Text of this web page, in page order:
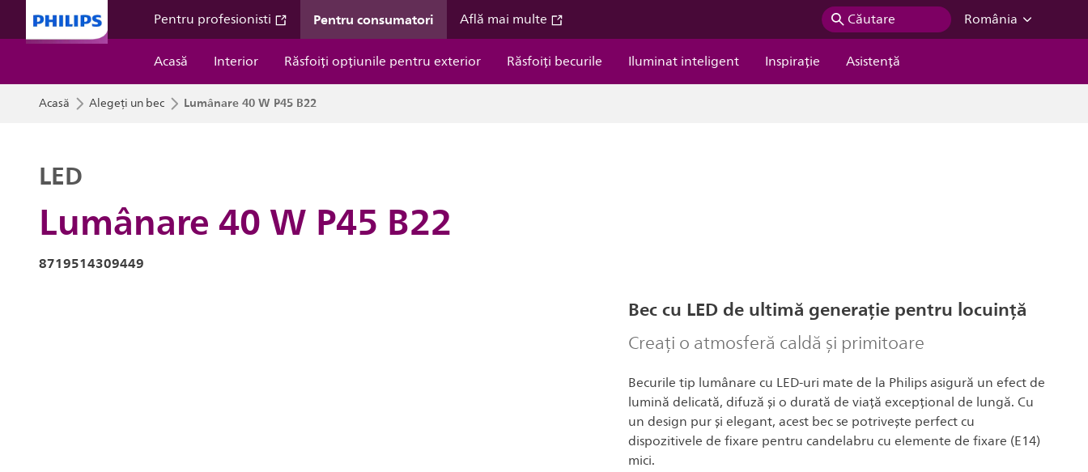
Pentru profesionisti Pentru consumatori Află mai multe Căutare
România
Acasă
Interior Răsfoiți opțiunile pentru exterior Răsfoiți becurile Iluminat inteligent Inspiraţie Asistență
Acasă Alegeți un bec Lumânare 40 W P45 B22
Lumânare 40 W P45 B22
LED
8719514309449
Bec cu LED de ultimă generație pentru locuință
Creați o atmosferă caldă și primitoare
Becurile tip lumânare cu LED-uri mate de la Philips asigură un efect de
lumină delicată, difuză și o durată de viață excepțional de lungă. Cu
un design pur și elegant, acest bec se potrivește perfect cu
dispozitivele de fixare pentru candelabru cu elemente de fixare (E14)
mici.